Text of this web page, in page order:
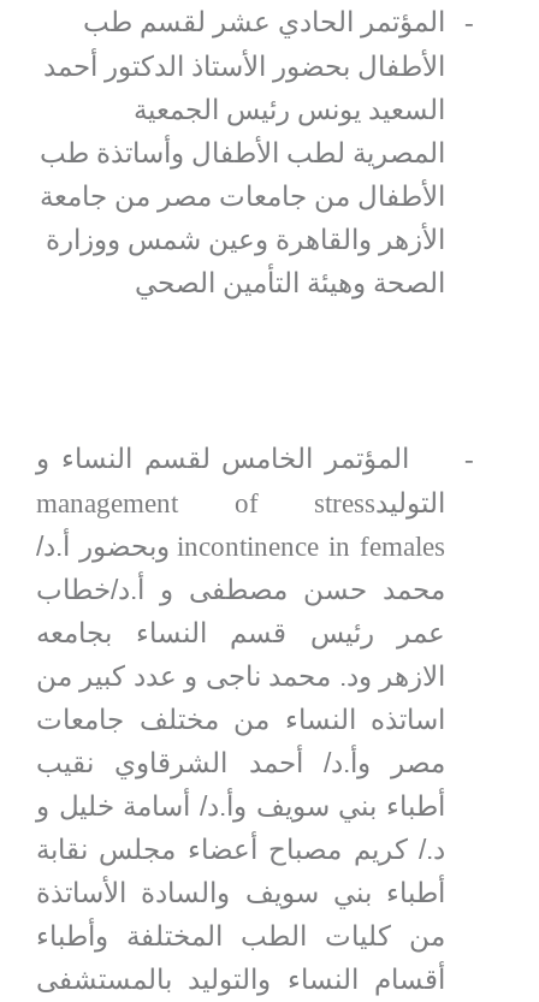
-
المؤتمر الحادي عشر لقسم طب
الأطفال بحضور الأستاذ الدكتور أحمد
السعيد يونس رئيس الجمعية
المصرية لطب الأطفال وأساتذة طب
الأطفال من جامعات مصر من جامعة
الأزهر والقاهرة وعين شمس ووزارة
الصحة وهيئة التأمين الصحي
-
المؤتمر الخامس لقسم النساء و
التوليدmanagement of stress
incontinence in females وبحضور أ.د/
محمد حسن مصطفى و أ.د/خطاب
عمر رئيس قسم النساء بجامعه
الازهر ود. محمد ناجى و عدد كبير من
اساتذه النساء من مختلف جامعات
مصر وأ.د/ أحمد الشرقاوي نقيب
أطباء بني سويف وأ.د/ أسامة خليل و
د./ كريم مصباح أعضاء مجلس نقابة
أطباء بني سويف والسادة الأساتذة
من كليات الطب المختلفة وأطباء
أقسام النساء والتوليد بالمستشفى